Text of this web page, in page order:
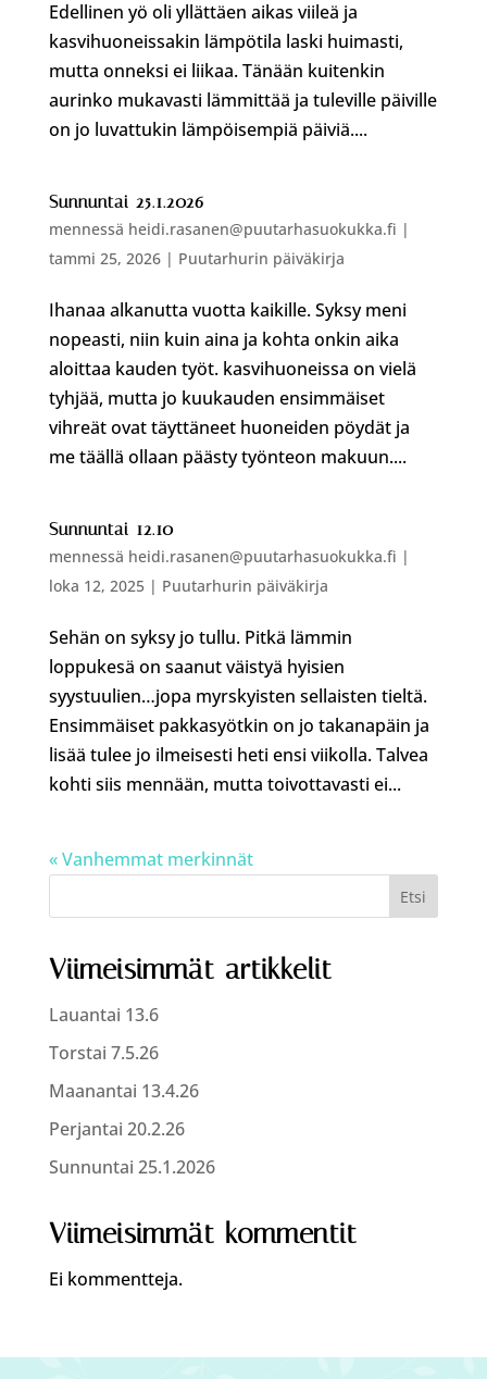
Edellinen yö oli yllättäen aikas viileä ja
kasvihuoneissakin lämpötila laski huimasti,
mutta onneksi ei liikaa. Tänään kuitenkin
aurinko mukavasti lämmittää ja tuleville päiville
on jo luvattukin lämpöisempiä päiviä....
Sunnuntai 25.1.2026
mennessä heidi.rasanen@puutarhasuokukka.fi |
tammi 25, 2026| Puutarhurin päiväkirja
Ihanaa alkanutta vuotta kaikille. Syksy meni
nopeasti, niin kuin aina ja kohta onkin aika
aloittaa kauden työt. kasvihuoneissa on vielä
tyhjää, mutta jo kuukauden ensimmäiset
vihreät ovat täyttäneet huoneiden pöydät ja
me täällä ollaan päästy työnteon makuun....
Sunnuntai 12.10
mennessä heidi.rasanen@puutarhasuokukka.fi |
loka 12, 2025| Puutarhurin päiväkirja
Sehän on syksy jo tullu. Pitkä lämmin
loppukesä on saanut väistyä hyisien
syystuulien…jopa myrskyisten sellaisten tieltä.
Ensimmäiset pakkasyötkin on jo takanapäin ja
lisää tulee jo ilmeisesti heti ensi viikolla. Talvea
kohti siis mennään, mutta toivottavasti ei...
« Vanhemmat merkinnät
Etsi
Viimeisimmät artikkelit
Lauantai 13.6
Torstai 7.5.26
Maanantai 13.4.26
Perjantai 20.2.26
Sunnuntai 25.1.2026
Viimeisimmät kommentit
Ei kommentteja.